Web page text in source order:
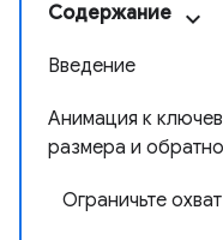
Содержание
Введение
Анимация к
размера и
Ограничьте